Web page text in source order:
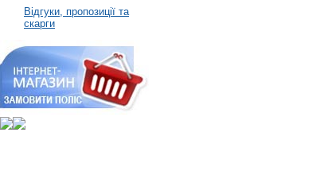
Відгуки, пропозиції та
скарги